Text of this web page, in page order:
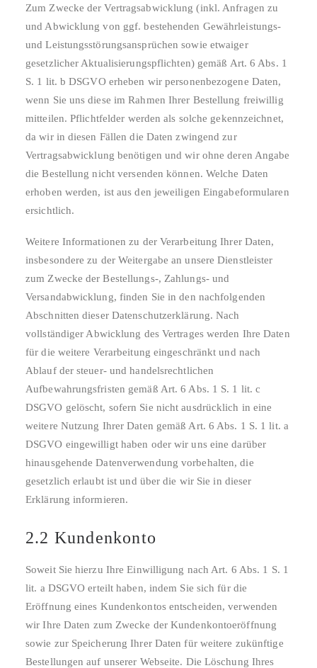
Zum Zwecke der Vertragsabwicklung (inkl. Anfragen zu
und Abwicklung von ggf. bestehenden Gewährleistungs-
und Leistungsstörungsansprüchen sowie etwaiger
gesetzlicher Aktualisierungspflichten) gemäß Art. 6 Abs. 1
S. 1 lit. b DSGVO erheben wir personenbezogene Daten,
wenn Sie uns diese im Rahmen Ihrer Bestellung freiwillig
mitteilen. Pflichtfelder werden als solche gekennzeichnet,
da wir in diesen Fällen die Daten zwingend zur
Vertragsabwicklung benötigen und wir ohne deren Angabe
die Bestellung nicht versenden können. Welche Daten
erhoben werden, ist aus den jeweiligen Eingabeformularen
ersichtlich.
Weitere Informationen zu der Verarbeitung Ihrer Daten,
insbesondere zu der Weitergabe an unsere Dienstleister
zum Zwecke der Bestellungs-, Zahlungs- und
Versandabwicklung, finden Sie in den nachfolgenden
Abschnitten dieser Datenschutzerklärung. Nach
vollständiger Abwicklung des Vertrages werden Ihre Daten
für die weitere Verarbeitung eingeschränkt und nach
Ablauf der steuer- und handelsrechtlichen
Aufbewahrungsfristen gemäß Art. 6 Abs. 1 S. 1 lit. c
DSGVO gelöscht, sofern Sie nicht ausdrücklich in eine
weitere Nutzung Ihrer Daten gemäß Art. 6 Abs. 1 S. 1 lit. a
DSGVO eingewilligt haben oder wir uns eine darüber
hinausgehende Datenverwendung vorbehalten, die
gesetzlich erlaubt ist und über die wir Sie in dieser
Erklärung informieren.
2.2 Kundenkonto
Soweit Sie hierzu Ihre Einwilligung nach Art. 6 Abs. 1 S. 1
lit. a DSGVO erteilt haben, indem Sie sich für die
Eröffnung eines Kundenkontos entscheiden, verwenden
wir Ihre Daten zum Zwecke der Kundenkontoeröffnung
sowie zur Speicherung Ihrer Daten für weitere zukünftige
Bestellungen auf unserer Webseite. Die Löschung Ihres